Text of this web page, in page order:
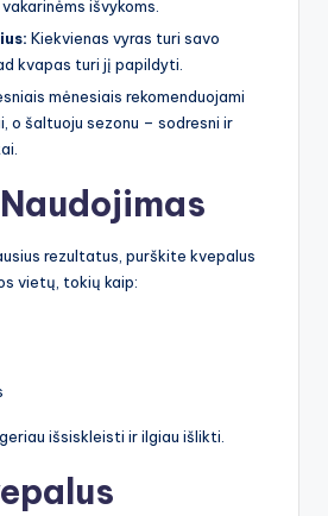
išvykoms.
Kiekvienas vyras turi savo
kvapas turi jį papildyti.
mėnesiais rekomenduojami
o šaltuoju sezonu – sodresni ir
rezultatus, purškite kvepalus
vietų, tokių kaip:
išsiskleisti ir ilgiau išlikti.